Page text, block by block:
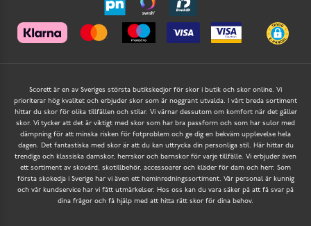
Scorett är en av Sveriges största butikskedjor för skor i butik och skor online. Vi
prioriterar hög kvalitet och erbjuder skor som är noggrant utvalda. I vårt breda sortiment
hittar du skor för olika tillfällen och stilar. Vi värnar dessutom om komfort när det gäller
skor. Vi tycker att det är viktigt med skor som har bra passform och som har sulor med
dämpning för att minska risken för fotproblem och ge dig en bekväm upplevelse hela
dagen. Det fantastiska med skor är att du kan uttrycka din personliga stil. Här hittar du
trendiga och klassiska damskor, herrskor och barnskor för varje tillfälle. Vi erbjuder även
ett sortiment av skovård, skotillbehör, accessoarer och kläder för dam och herr. Som
första skokedja i Sverige har vi även ett heminredningssortiment. Vår personal är kunnig
och vår kundservice har vi fått utmärkelser. Hos oss kan du vara säker på att få svar på
dina frågor och få hjälp med att hitta rätt skor för dina behov.